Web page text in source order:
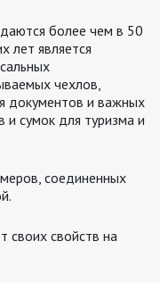
более чем в 50
лет является
чехлов,
документов и важных
сумок для туризма и
соединенных
своих свойств на